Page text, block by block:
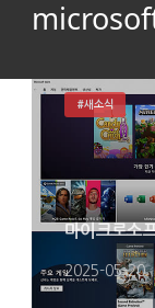
마이크로소
2025-05-20
#새소식